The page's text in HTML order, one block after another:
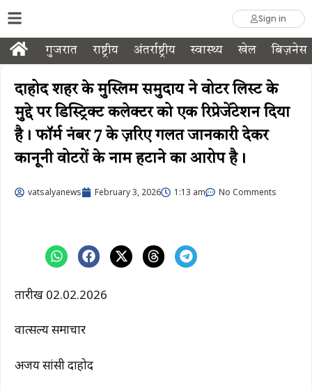
Sign in
गुजरात राष्ट्रीय अंतर्राष्ट्रीय स्वास्थ्य खेल बिज़नेस
दाहोद शहर के मुस्लिम समुदाय ने वोटर लिस्ट के
मुद्दे पर डिस्ट्रिक्ट कलेक्टर को एक रिप्रेजेंटेशन दिया
है। फॉर्म नंबर 7 के ज़रिए गलत जानकारी देकर
कानूनी वोटरों के नाम हटाने का आरोप है।
vatsalyanews February 3, 2026 1:13 am No Comments
तारीख 02.02.2026
वात्सल्य समाचार
अजय सांसी दाहोद